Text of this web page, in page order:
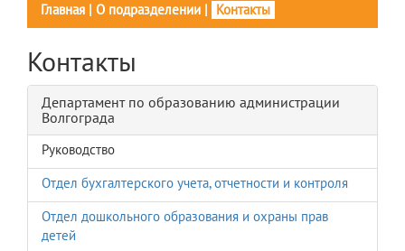
Главная | О подразделении | Контакты
Контакты
Департамент по образованию администрации
Волгограда
Руководство
Отдел бухгалтерского учета, отчетности и контроля
Отдел дошкольного образования и охраны прав
детей